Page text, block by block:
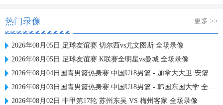
热门录像 更多 >>
2026年08月05日 足球友谊赛 切尔西vs尤文图斯 全场录像
2026年08月05日 足球友谊赛 K联赛全明星vs曼城 全场录像
2026年08月04日国青男篮热身赛 中国U18男篮 - 加拿大大卫·安篮球学院 全场录像
2026年08月03日国青男篮热身赛 中国U18男篮 - 韩国东国大学 全场录像
2026年08月02日 中甲第17轮 苏州东吴 VS 梅州客家 全场录像